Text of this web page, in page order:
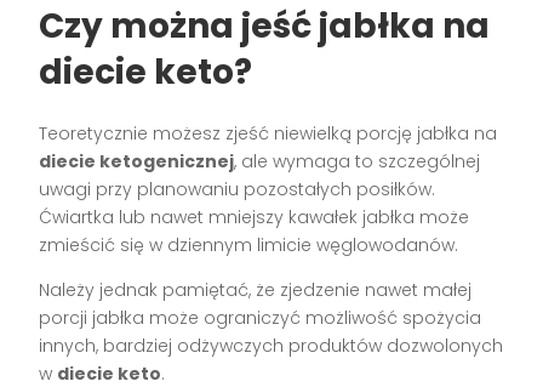
Czy można jeść jabłka na
diecie keto?
Teoretycznie możesz zjeść niewielką porcję jabłka na
diecie ketogenicznej, ale wymaga to szczególnej
uwagi przy planowaniu pozostałych posiłków.
Ćwiartka lub nawet mniejszy kawałek jabłka może
zmieścić się w dziennym limicie węglowodanów.
Należy jednak pamiętać, że zjedzenie nawet małej
porcji jabłka może ograniczyć możliwość spożycia
innych, bardziej odżywczych produktów dozwolonych
w diecie keto.